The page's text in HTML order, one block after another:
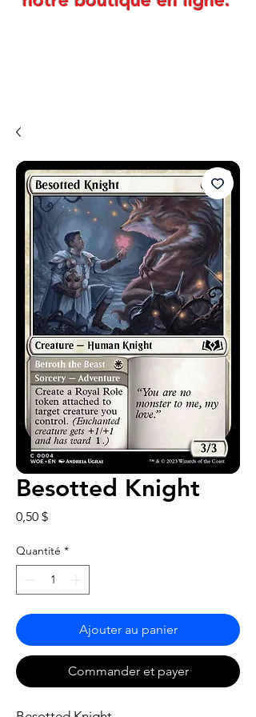
Besotted Knight
0,50 $Prix
Quantité *
Ajouter au panier
Commander et payer